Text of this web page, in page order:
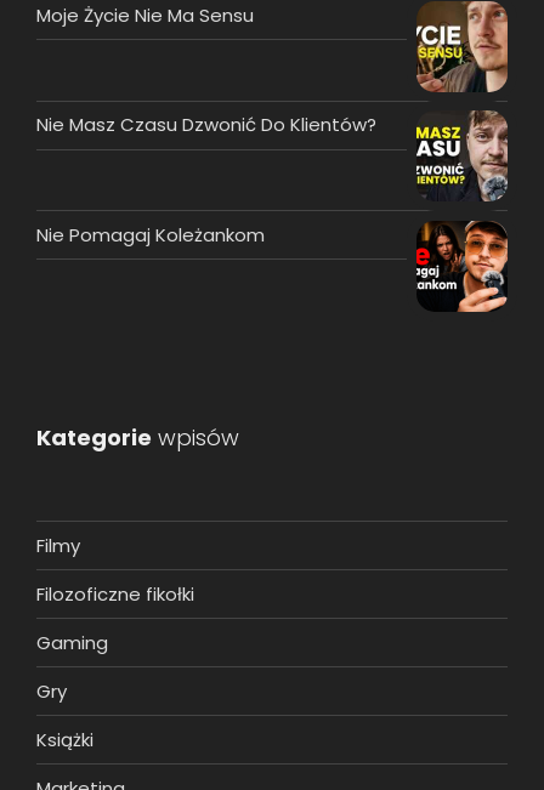
Moje Życie Nie Ma Sensu
Nie Masz Czasu Dzwonić Do Klientów?
Nie Pomagaj Koleżankom
Kategorie wpisów
Filmy
Filozoficzne fikołki
Gaming
Gry
Książki